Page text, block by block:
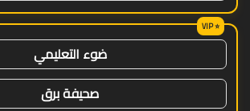
ضوء التعليمي
صحيفة برق